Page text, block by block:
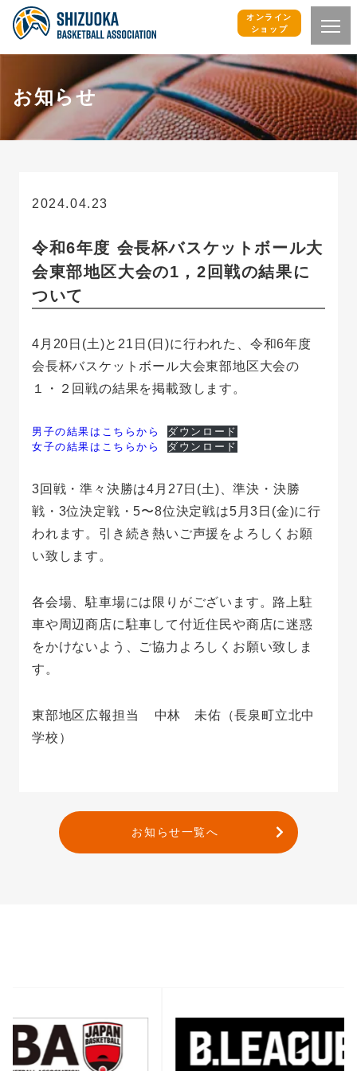
オンライン
ショップ
お知らせ
2024.04.23
令和6年度 会長杯バスケットボール大
会東部地区大会の1，2回戦の結果に
ついて
4月20日(土)と21日(日)に行われた、令和6年度
会長杯バスケットボール大会東部地区大会の
１・２回戦の結果を掲載致します。
男子の結果はこちらから
ダウンロード
女子の結果はこちらから
ダウンロード
3回戦・準々決勝は4月27日(土)、準決・決勝
戦・3位決定戦・5〜8位決定戦は5月3日(金)に行
われます。引き続き熱いご声援をよろしくお願
い致します。
各会場、駐車場には限りがございます。路上駐
車や周辺商店に駐車して付近住民や商店に迷惑
をかけないよう、ご協力よろしくお願い致しま
す。
東部地区広報担当 中林 未佑（長泉町立北中
学校）
お知らせ一覧へ